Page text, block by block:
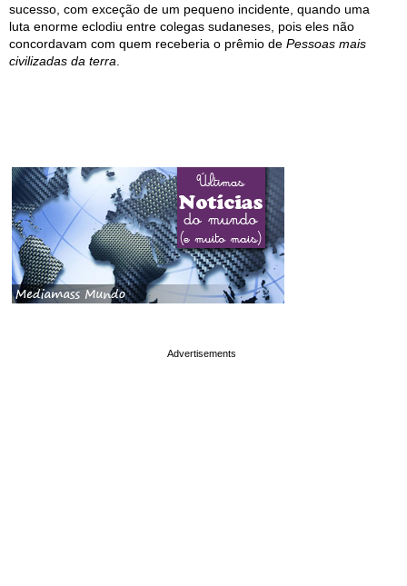
sucesso, com exceção de um pequeno incidente, quando uma
luta enorme eclodiu entre colegas sudaneses, pois eles não
concordavam com quem receberia o prêmio de Pessoas mais
civilizadas da terra